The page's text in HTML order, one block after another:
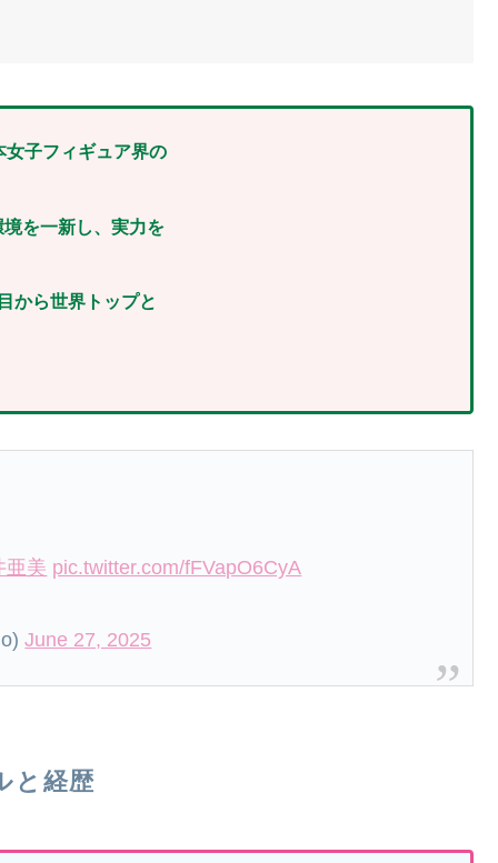
子フィギュア界の
を一新し、実力を
から世界トップと
亜美 pic.twitter.com/fFVapO6CyA
June 27, 2025
と経歴